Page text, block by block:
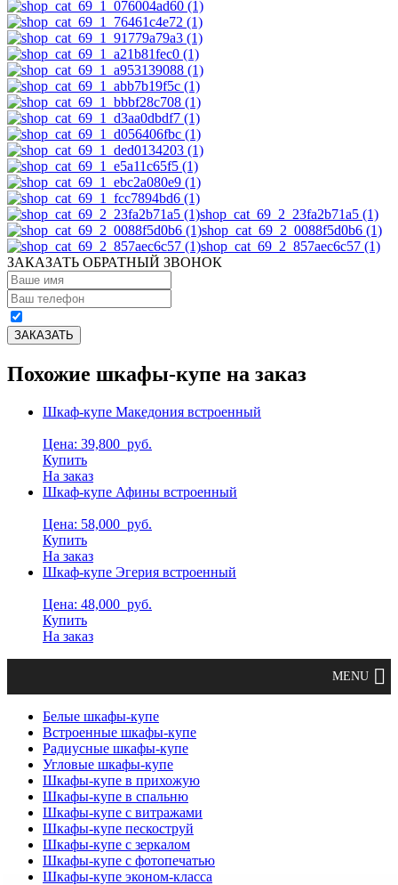
shop_cat_69_2_23fa2b71a5 (1)
shop_cat_69_2_0088f5d0b6 (1)
shop_cat_69_2_857aec6c57 (1)
ЗАКАЗАТЬ ОБРАТНЫЙ ЗВОНОК
Похожие шкафы-купе на заказ
Шкаф-купе Македония встроенный
Цена: 39,800 руб.
Купить
На заказ
Шкаф-купе Афины встроенный
Цена: 58,000 руб.
Купить
На заказ
Шкаф-купе Эгерия встроенный
Цена: 48,000 руб.
Купить
На заказ
Белые шкафы-купе
Встроенные шкафы-купе
Радиусные шкафы-купе
Угловые шкафы-купе
Шкафы-купе в прихожую
Шкафы-купе в спальню
Шкафы-купе с витражами
Шкафы-купе пескоструй
Шкафы-купе с зеркалом
Шкафы-купе с фотопечатью
Шкафы-купе эконом-класса